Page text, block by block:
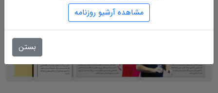
مشاهده آرشیو روزنامه
بستن